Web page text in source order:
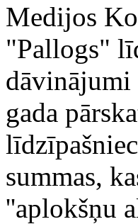
Medijos
"Pallogs"
dāvinājumi
gada
summas,
''aplokšņu